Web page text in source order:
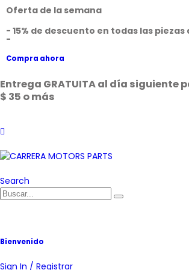
Oferta de la semana
- 15% de descuento en todas las
-
Compra ahora
Entrega GRATUITA al día siguiente
$ 35 o más
Search
Bienvenido
Sign In / Registrar